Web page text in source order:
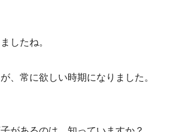
したね。
、常に欲しい時期になりました。